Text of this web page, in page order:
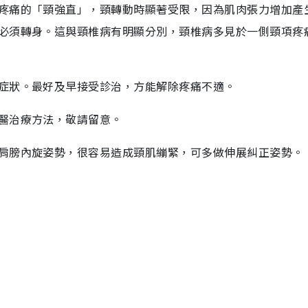
的「頸強直」，頸轉動時顯著受限，因為肌肉張力增加產
轉身。這與頸椎病有明顯分別，頸椎病多見於一側頸項疼
。最好及早接受診治，方能解除疼痛不適。
治療方法，敬請留意。
內旋姿勢，很容易造成頸肌繃緊，可多做伸展糾正姿勢。